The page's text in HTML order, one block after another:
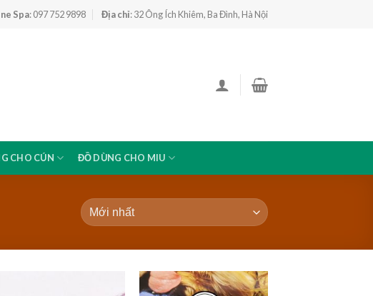
Spa: 097 752 9898 Địa chỉ: 32 Ông Ích Khiêm, Ba Đình, Hà Nội
CHO CÚN ĐỒ DÙNG CHO MIU